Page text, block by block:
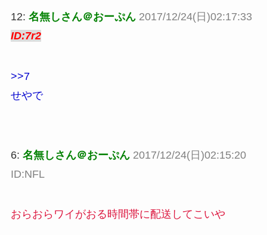
12: 名無しさん＠おーぷん 2017/12/24(日)02:17:33
ID:7r2
>>7
せやで
6: 名無しさん＠おーぷん 2017/12/24(日)02:15:20
ID:NFL
おらおらワイがおる時間帯に配送してこいや